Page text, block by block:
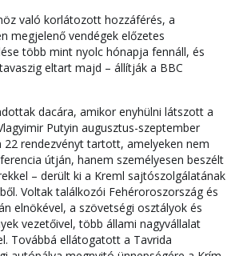
való korlátozott hozzáférés, a
megjelenő vendégek előzetes
több mint nyolc hónapja fennáll, és
eltart majd – állítják a BBC
dacára, amikor enyhülni látszott a
Putyin augusztus-szeptember
22 rendezvényt tartott, amelyeken nem
útján, hanem személyesen beszélt
– derült ki a Kreml sajtószolgálatának
Voltak találkozói Fehéroroszország és
elnökével, a szövetségi osztályok és
vezetőivel, több állami nagyvállalat
Továbbá ellátogatott a Tavrida